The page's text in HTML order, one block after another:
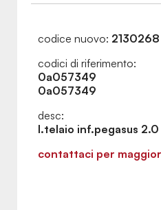
codice nuovo: 2130268
codici di riferimento:
0a057349
0a057349
desc:
l.telaio inf.pegasus
contattaci per